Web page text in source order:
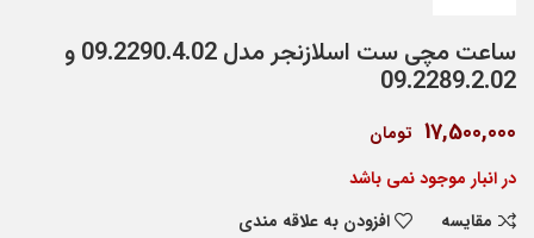
ساعت مچی ست اسلازنجر مدل 09.2290.4.02 و
09.2289.2.02
17,500,000 تومان
در انبار موجود نمی باشد
مقایسه
افزودن به علاقه مندی